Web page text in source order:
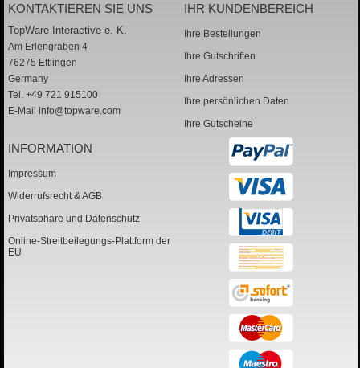
KONTAKTIEREN SIE UNS
TopWare Interactive e. K.
Am Erlengraben 4
76275 Ettlingen
Germany
Tel. +49 721 915100
E-Mail info@topware.com
IHR KUNDENBEREICH
Ihre Bestellungen
Ihre Gutschriften
Ihre Adressen
Ihre persönlichen Daten
Ihre Gutscheine
INFORMATION
Impressum
Widerrufsrecht & AGB
Privatsphäre und Datenschutz
Online-Streitbeilegungs-Plattform der
EU